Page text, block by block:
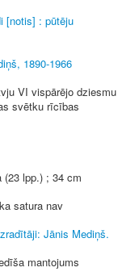
[notis] : pūtēju
1890-1966
VI vispārējo dziesmu
svētku rīcības
(23 lpp.) ; 34 cm
satura nav
Jānis Mediņš.
mantojums